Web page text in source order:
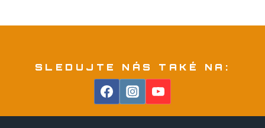
SLEDUJTE NÁS TAKÉ NA: